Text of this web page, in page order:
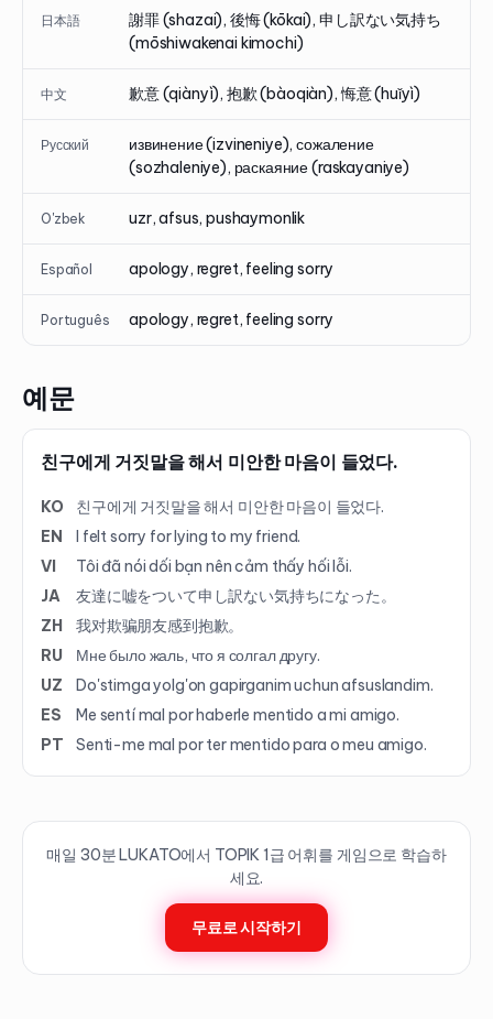
日本語
謝罪 (shazai), 後悔 (kōkai), 申し訳ない気持ち
(mōshiwakenai kimochi)
中文 歉意 (qiànyì), 抱歉 (bàoqiàn), 悔意 (huǐyì)
Русский
извинение (izvineniye), сожаление
(sozhaleniye), раскаяние (raskayaniye)
O'zbek uzr, afsus, pushaymonlik
Español apology, regret, feeling sorry
Português apology, regret, feeling sorry
예문
친구에게 거짓말을 해서 미안한 마음이 들었다.
KO
친구에게 거짓말을 해서 미안한 마음이 들었다.
EN
I felt sorry for lying to my friend.
VI
Tôi đã nói dối bạn nên cảm thấy hối lỗi.
JA
友達に嘘をついて申し訳ない気持ちになった。
ZH
我对欺骗朋友感到抱歉。
RU
Мне было жаль, что я солгал другу.
UZ
Do'stimga yolg'on gapirganim uchun afsuslandim.
ES
Me sentí mal por haberle mentido a mi amigo.
PT
Senti-me mal por ter mentido para o meu amigo.
매일 30분 LUKATO에서 TOPIK 1급 어휘를 게임으로 학습하
세요.
무료로 시작하기